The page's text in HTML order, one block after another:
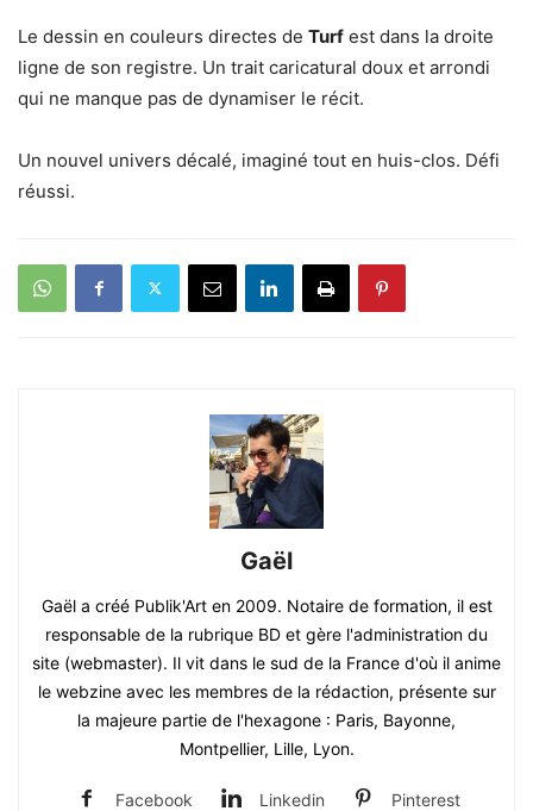
Le dessin en couleurs directes de Turf est dans la droite
ligne de son registre. Un trait caricatural doux et arrondi
qui ne manque pas de dynamiser le récit.
Un nouvel univers décalé, imaginé tout en huis-clos. Défi
réussi.
Gaël
Gaël a créé Publik'Art en 2009. Notaire de formation, il est
responsable de la rubrique BD et gère l'administration du
site (webmaster). Il vit dans le sud de la France d'où il anime
le webzine avec les membres de la rédaction, présente sur
la majeure partie de l'hexagone : Paris, Bayonne,
Montpellier, Lille, Lyon.
Facebook Linkedin Pinterest